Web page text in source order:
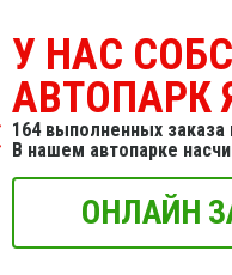
У НАС
АВТОПАРК
164 выполненных заказа
В нашем автопарке
ОНЛАЙН